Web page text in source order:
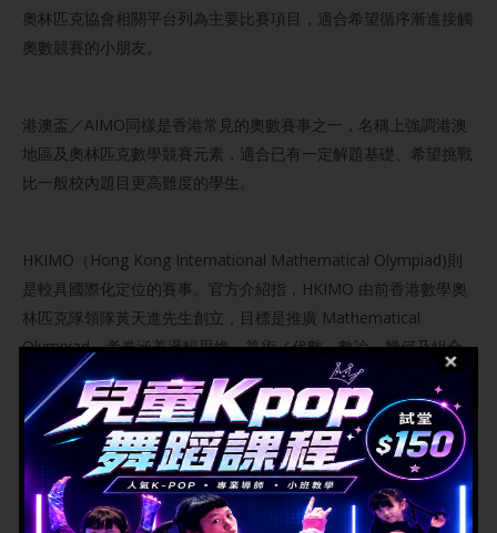
奧林匹克協會相關平台列為主要比賽項目，適合希望循序漸進接觸
奧數競賽的小朋友。
港澳盃／AIMO同樣是香港常見的奧數賽事之一，名稱上強調港澳
地區及奧林匹克數學競賽元素，適合已有一定解題基礎、希望挑戰
比一般校內題目更高難度的學生。
HKIMO（Hong Kong International Mathematical Olympiad)則
是較具國際化定位的賽事。官方介紹指，HKIMO 由前香港數學奧
林匹克隊領隊黃天進先生創立，目標是推廣 Mathematical
Olympiad，考卷涵蓋邏輯思維、算術／代數、數論、幾何及組合
等範疇。
家長在選擇比賽時，不應只看獎項名氣，而應考慮小朋友年級、程
度、比賽題型及準備時間。初學者可以先由較入門的題型開始，累
積信心後再挑戰更高級別的奧數比賽。